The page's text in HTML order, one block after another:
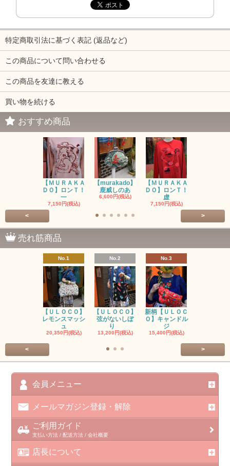
特定商取引法に基づく表記 (返品など)
この商品について問い合わせる
この商品を友達に教える
買い物を続ける
おすすめ商品
【ＭＵＲＡＫＡ
ＤＯ】ロンＴ！
一
7,150円(税込)
【murakado】
鹿威しのあ
6,600円(税込)
【ＭＵＲＡＫＡ
ＤＯ】ロンＴ！
虚
7,150円(税込)
< >
売れ筋商品
No.1
【ＵＬＯＣＯ】
レモンスマッシ
ュ
20,350円(税込)
No.2
【ＵＬＯＣＯ】
弦がないしぼ
り
13,200円(税込)
No.3
新柄【ＵＬＯＣ
Ｏ】キャンドル
ジ
15,400円(税込)
< >
会員メニュー
メールマガジン登録・解除
ご利用ガイド
支払い方法 / 配送方法 / 会社概要
店長について